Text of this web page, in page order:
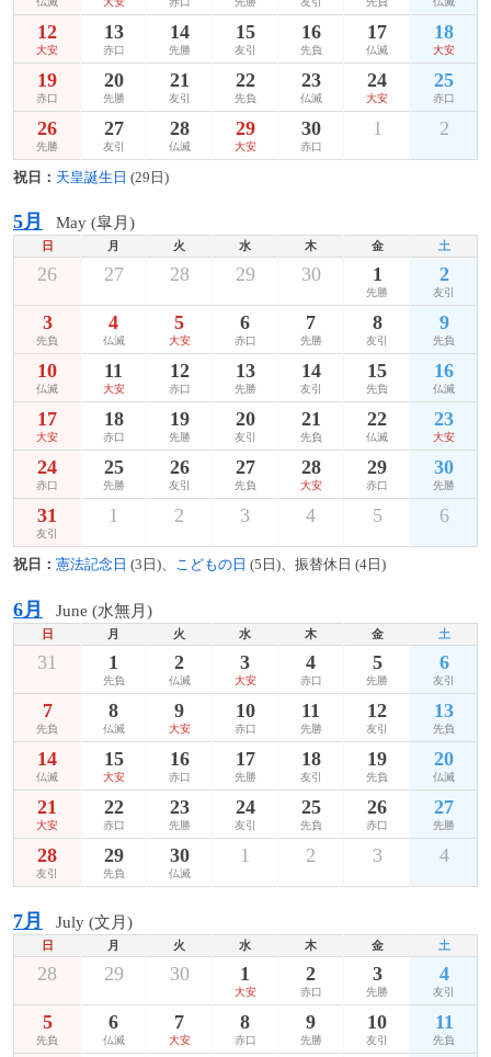
12
大安
13
赤口
14
先勝
15
友引
16
先負
17
仏滅
18
大安
19
赤口
20
先勝
21
友引
22
先負
23
仏滅
24
大安
25
赤口
26
先勝
27
友引
28
仏滅
29
大安
30
赤口
1 2
祝日： 天皇誕生日 (29日)
5月 May (皐月)
日 月 火 水 木 金 土
26 27 28 29 30 1
先勝
2
友引
3
先負
4
仏滅
5
大安
6
赤口
7
先勝
8
友引
9
先負
10
仏滅
11
大安
12
赤口
13
先勝
14
友引
15
先負
16
仏滅
17
大安
18
赤口
19
先勝
20
友引
21
先負
22
仏滅
23
大安
24
赤口
25
先勝
26
友引
27
先負
28
大安
29
赤口
30
先勝
31
友引
1 2 3 4 5 6
祝日： 憲法記念日 (3日)、 こどもの日 (5日)、振替休日 (4日)
6月 June (水無月)
日 月 火 水 木 金 土
31 1
先負
2
仏滅
3
大安
4
赤口
5
先勝
6
友引
7
先負
8
仏滅
9
大安
10
赤口
11
先勝
12
友引
13
先負
14
仏滅
15
大安
16
赤口
17
先勝
18
友引
19
先負
20
仏滅
21
大安
22
赤口
23
先勝
24
友引
25
先負
26
赤口
27
先勝
28
友引
29
先負
30
仏滅
1 2 3 4
7月 July (文月)
日 月 火 水 木 金 土
28 29 30 1
大安
2
赤口
3
先勝
4
友引
5
先負
6
仏滅
7
大安
8
赤口
9
先勝
10
友引
11
先負